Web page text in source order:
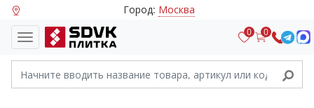
Город: Москва
0 0